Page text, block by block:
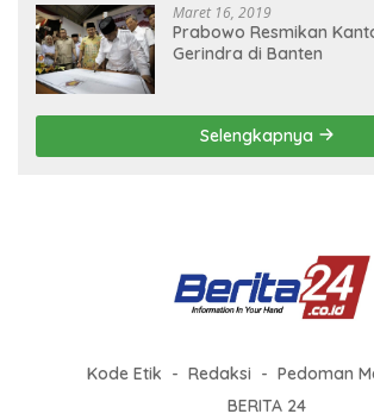
Maret 16, 2019
Prabowo Resmikan
Gerindra di Banten
Selengkapnya
Kode Etik Redaksi
Pedoman
BERITA 24